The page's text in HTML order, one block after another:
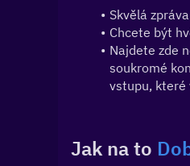
Skvělá
Chcete být
Najdete zde
soukromé
vstupu, které
Jak na to